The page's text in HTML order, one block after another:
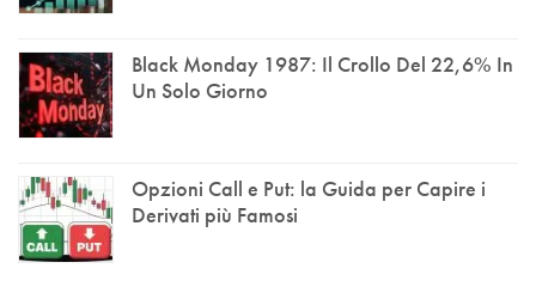
Black Monday 1987: Il Crollo Del 22,6% In
Un Solo Giorno
Opzioni Call e Put: la Guida per Capire i
Derivati più Famosi